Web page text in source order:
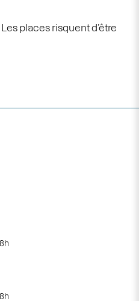
places risquent d’être